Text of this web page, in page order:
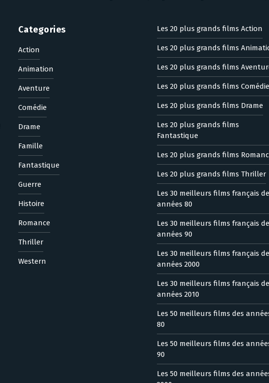
Categories
Action
Animation
Aventure
Comédie
Drame
Famille
Fantastique
Guerre
Histoire
Romance
Thriller
Western
Les 20 plus grands films Action
Les 20 plus grands films
Les 20 plus grands films
Les 20 plus grands films Comédie
Les 20 plus grands films Drame
Les 20 plus grands films
Fantastique
Les 20 plus grands films
Les 20 plus grands films Thriller
Les 30 meilleurs films français
années 80
Les 30 meilleurs films français
années 90
Les 30 meilleurs films français
années 2000
Les 30 meilleurs films français
années 2010
Les 50 meilleurs films des
80
Les 50 meilleurs films des
90
Les 50 meilleurs films des